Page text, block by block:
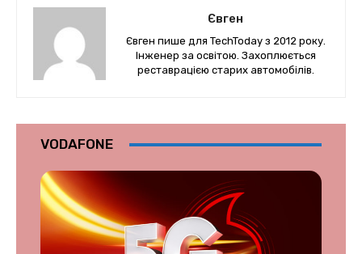
Євген
Євген пише для TechToday з 2012 року.
Інженер за освітою. Захоплюється
реставрацією старих автомобілів.
VODAFONE